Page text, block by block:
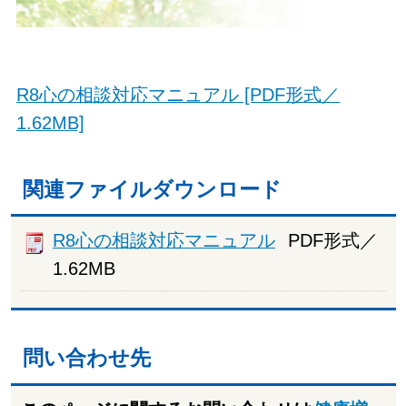
R8心の相談対応マニュアル [PDF形式／
1.62MB]
関連ファイルダウンロード
R8心の相談対応マニュアル
PDF形式／
1.62MB
問い合わせ先